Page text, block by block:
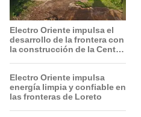
Electro Oriente impulsa el
desarrollo de la frontera con
la construcción de la Central
Electro Oriente impulsa
energía limpia y confiable en
las fronteras de Loreto